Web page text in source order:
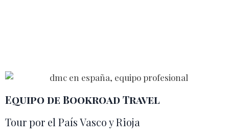
Equipo de Bookroad Travel
Tour por el País Vasco y Rioja